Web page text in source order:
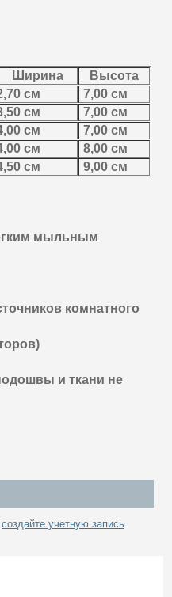
Ширина
Высота
см
7,00 см
см
7,00 см
см
7,00 см
см
8,00 см
см 9,00 см
мыльным
комнатного
и ткани не
создайте учетную запись